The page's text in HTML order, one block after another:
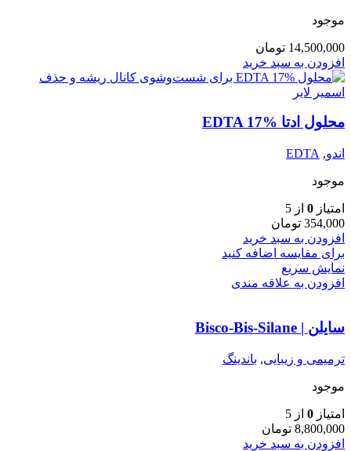
موجود
14,500,000 تومان
افزودن به سبد خرید
محلول ادتا EDTA 17%
اندو,
EDTA
موجود
امتیاز 0 از 5
354,000 تومان
افزودن به سبد خرید
برای مقایسه اضافه کنید
نمایش سریع
افزودن به علاقه مندی
سایلن | Bisco-Bis-Silane
ترمیمی و زیبایی, باندینگ
موجود
امتیاز 0 از 5
8,800,000 تومان
افزودن به سبد خرید